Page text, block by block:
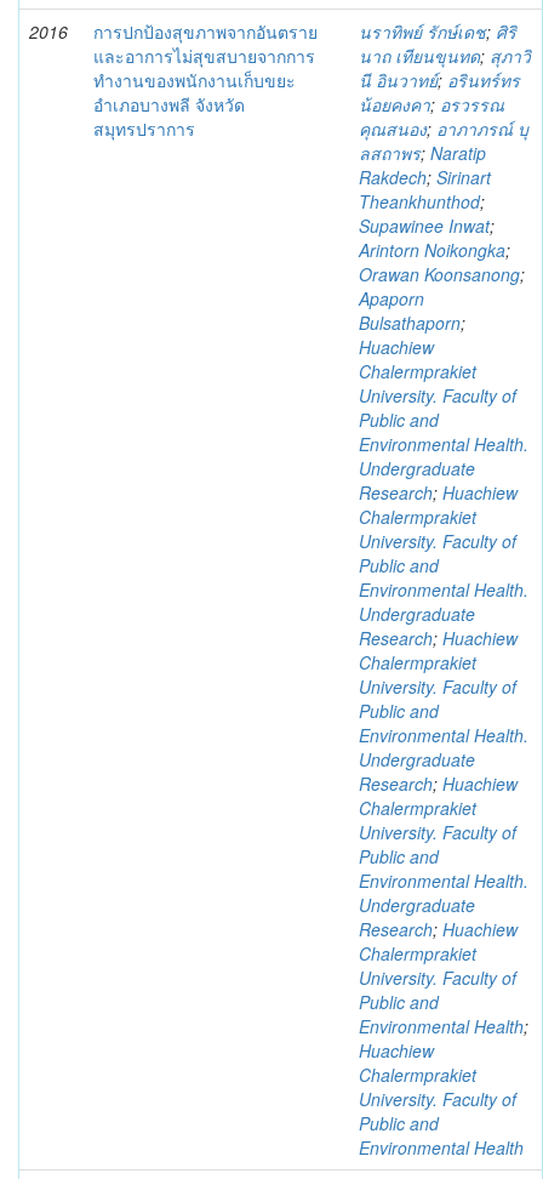
2016
การปกป้องสุขภาพจากอันตราย
และอาการไม่สุขสบายจากการ
ทำงานของพนักงานเก็บขยะ
อำเภอบางพลี จังหวัด
สมุทรปราการ
นราทิพย์ รักษ์เดช; ศิริ
นาถ เทียนขุนทด; สุภาวิ
นี อินวาทย์; อรินทร์ทร
น้อยคงคา; อรวรรณ
คุณสนอง; อาภาภรณ์ บุ
ลสถาพร; Naratip
Rakdech; Sirinart
Theankhunthod;
Supawinee Inwat;
Arintorn Noikongka;
Orawan Koonsanong;
Apaporn
Bulsathaporn;
Huachiew
Chalermprakiet
University. Faculty of
Public and
Environmental Health.
Undergraduate
Research; Huachiew
Chalermprakiet
University. Faculty of
Public and
Environmental Health.
Undergraduate
Research; Huachiew
Chalermprakiet
University. Faculty of
Public and
Environmental Health.
Undergraduate
Research; Huachiew
Chalermprakiet
University. Faculty of
Public and
Environmental Health.
Undergraduate
Research; Huachiew
Chalermprakiet
University. Faculty of
Public and
Environmental Health;
Huachiew
Chalermprakiet
University. Faculty of
Public and
Environmental Health